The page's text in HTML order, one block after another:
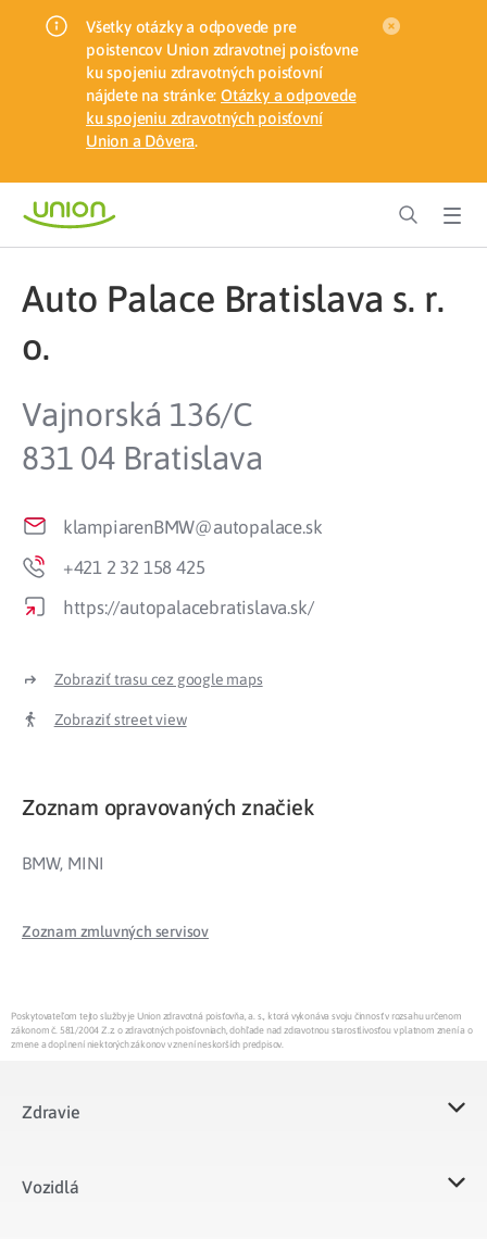
Všetky otázky a odpovede pre
poistencov Union zdravotnej poisťovne
ku spojeniu zdravotných poisťovní
nájdete na stránke: Otázky a odpovede
ku spojeniu zdravotných poisťovní
Union a Dôvera.
Auto Palace Bratislava s. r.
o.
Vajnorská 136/C
831 04 Bratislava
klampiarenBMW@autopalace.sk
+421 2 32 158 425
https://autopalacebratislava.sk/
Zobraziť trasu cez google maps
Zobraziť street view
Zoznam opravovaných značiek
BMW, MINI
Zoznam zmluvných servisov
Poskytovateľom tejto služby je Union zdravotná poisťovňa, a. s., ktorá vykonáva svoju činnosť v rozsahu určenom
zákonom č. 581/2004 Z.z. o zdravotných poisťovniach, dohľade nad zdravotnou starostlivosťou v platnom znení a o
zmene a doplnení niektorých zákonov v znení neskorších predpisov.
Zdravie
Vozidlá​